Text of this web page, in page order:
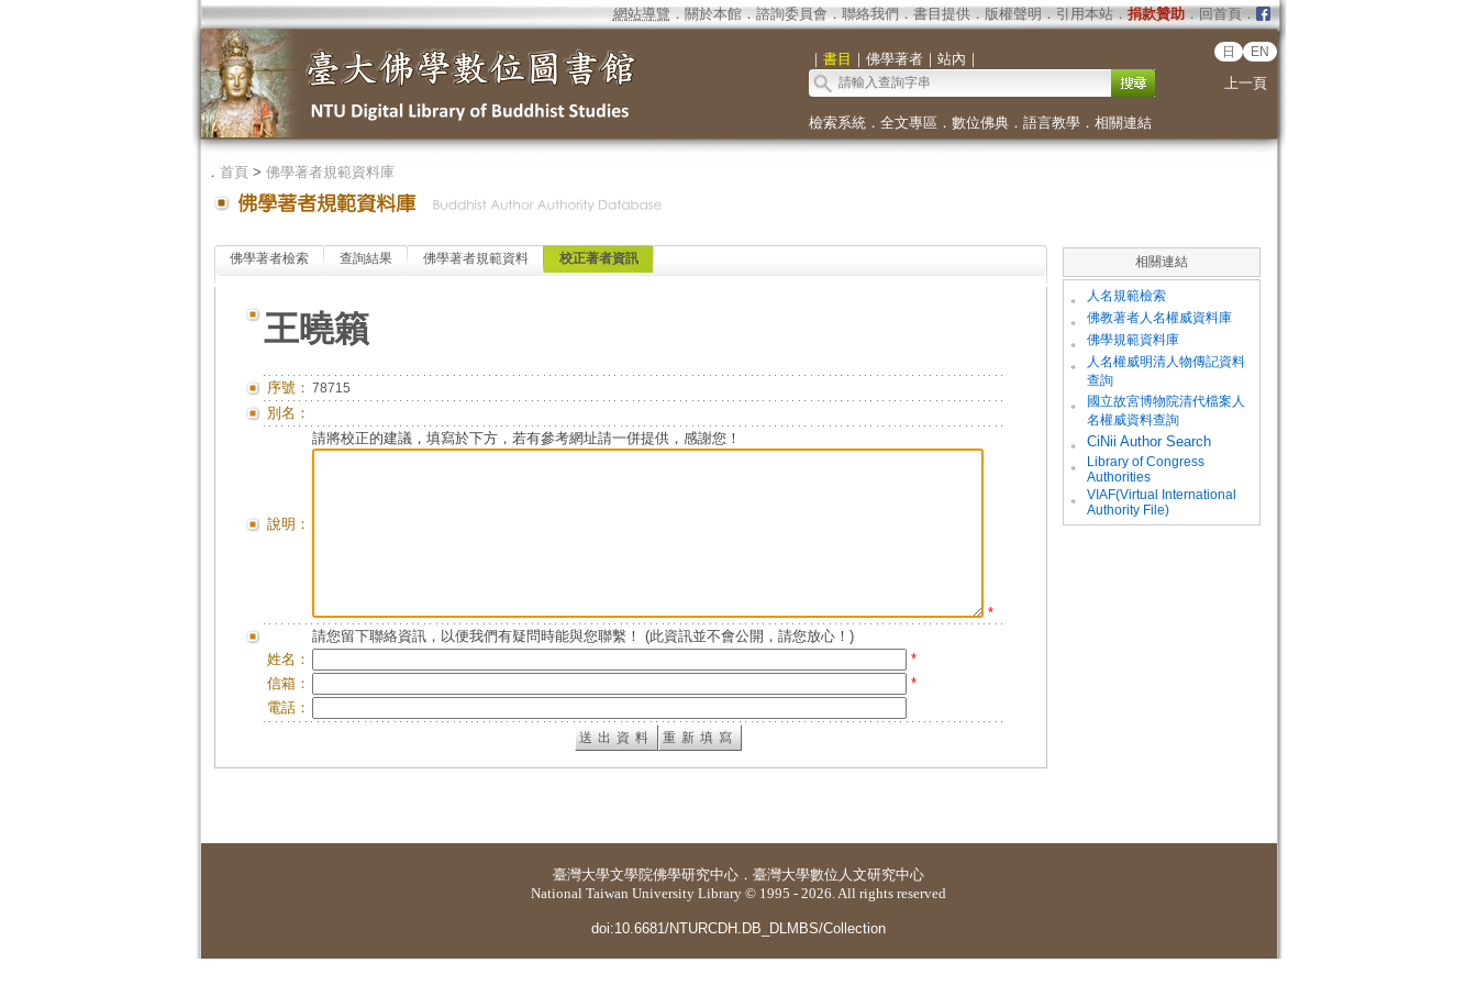
網站導覽 ． 關於本館． 諮詢委員會． 聯絡我們 ． 書目提供． 版權聲明 ． 引用本站． 捐款贊助．回首頁．
｜ 書目 ｜ 佛學著者｜ 站內 ｜ 日 EN
上一頁
檢索系統． 全文專區 ． 數位佛典． 語言教學． 相關連結
． 首頁> 佛學著者規範資料庫
佛學著者檢索 查詢結果 佛學著者規範資料 校正著者資訊
王曉籟
序號： 78715
別名：
說明：
請將校正的建議，填寫於下方，若有參考網址請一併提供，感謝您！
*
請您留下聯絡資訊，以便我們有疑問時能與您聯繫！ (此資訊並不會公開，請您放心！)
姓名：
*
信箱：
*
電話：
相關連結
。 人名規範檢索
。 佛教著者人名權威資料庫
。 佛學規範資料庫
。
人名權威明清人物傳記資料
查詢
。
國立故宮博物院清代檔案人
名權威資料查詢
。
CiNii Author Search
。
Library of Congress
Authorities
。
VIAF(Virtual International
Authority File)
臺灣大學文學院佛學研究中心 ． 臺灣大學數位人文研究中心
National Taiwan University Library © 1995 - 2026. All rights reserved
doi:10.6681/NTURCDH.DB_DLMBS/Collection